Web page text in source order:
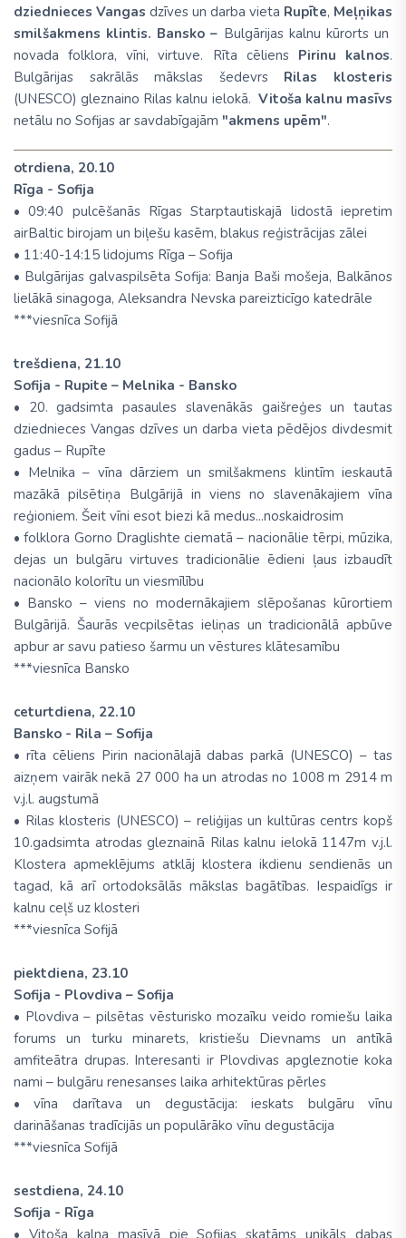
dziednieces Vangas dzīves un darba vieta Rupīte, Meļņikas
smilšakmens klintis. Bansko – Bulgārijas kalnu kūrorts un
novada folklora, vīni, virtuve. Rīta cēliens Pirinu kalnos.
Bulgārijas sakrālās mākslas šedevrs Rilas klosteris
(UNESCO) gleznaino Rilas kalnu ielokā. Vitoša kalnu masīvs
netālu no Sofijas ar savdabīgajām "akmens upēm".
otrdiena, 20.10
Rīga - Sofija
• 09:40 pulcēšanās Rīgas Starptautiskajā lidostā iepretim
airBaltic birojam un biļešu kasēm, blakus reģistrācijas zālei
• 11:40-14:15 lidojums Rīga – Sofija
• Bulgārijas galvaspilsēta Sofija: Banja Baši mošeja, Balkānos
lielākā sinagoga, Aleksandra Nevska pareizticīgo katedrāle
***viesnīca Sofijā
trešdiena, 21.10
Sofija - Rupite – Melnika - Bansko
• 20. gadsimta pasaules slavenākās gaišreģes un tautas
dziednieces Vangas dzīves un darba vieta pēdējos divdesmit
gadus – Rupīte
• Melnika – vīna dārziem un smilšakmens klintīm ieskautā
mazākā pilsētiņa Bulgārijā in viens no slavenākajiem vīna
reģioniem. Šeit vīni esot biezi kā medus...noskaidrosim
• folklora Gorno Draglishte ciematā – nacionālie tērpi, mūzika,
dejas un bulgāru virtuves tradicionālie ēdieni ļaus izbaudīt
nacionālo kolorītu un viesmīlību
• Bansko – viens no modernākajiem slēpošanas kūrortiem
Bulgārijā. Šaurās vecpilsētas ieliņas un tradicionālā apbūve
apbur ar savu patieso šarmu un vēstures klātesamību
***viesnīca Bansko
ceturtdiena, 22.10
Bansko - Rila – Sofija
• rīta cēliens Pirin nacionālajā dabas parkā (UNESCO) – tas
aizņem vairāk nekā 27 000 ha un atrodas no 1008 m 2914 m
v.j.l. augstumā
• Rilas klosteris (UNESCO) – reliģijas un kultūras centrs kopš
10.gadsimta atrodas gleznainā Rilas kalnu ielokā 1147m v.j.l.
Klostera apmeklējums atklāj klostera ikdienu sendienās un
tagad, kā arī ortodoksālās mākslas bagātības. Iespaidīgs ir
kalnu ceļš uz klosteri
***viesnīca Sofijā
piektdiena, 23.10
Sofija - Plovdiva – Sofija
• Plovdiva – pilsētas vēsturisko mozaīku veido romiešu laika
forums un turku minarets, kristiešu Dievnams un antīkā
amfiteātra drupas. Interesanti ir Plovdivas apgleznotie koka
nami – bulgāru renesanses laika arhitektūras pērles
• vīna darītava un degustācija: ieskats bulgāru vīnu
darināšanas tradīcijās un populārāko vīnu degustācija
***viesnīca Sofijā
sestdiena, 24.10
Sofija - Rīga
• Vitoša kalna masīvā pie Sofijas skatāms unikāls dabas